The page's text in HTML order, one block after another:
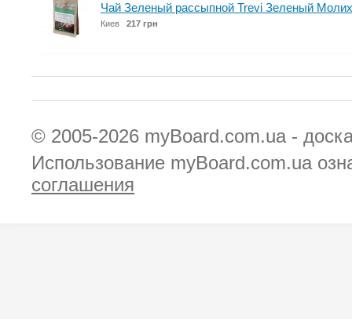
Чай Зеленый рассыпной Trevi Зеленый
Киев 217 грн
© 2005-2026 myBoard.com.ua -
Использование myBoard.com.ua
соглашения